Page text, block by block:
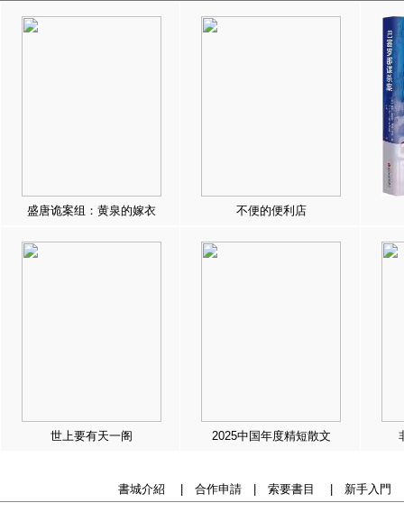
盛唐诡案组：黄泉的嫁衣 不便的便利店
世上要有天一阁 2025中国年度精短散文
書城介紹 合作申請| 索要書目 新手入門